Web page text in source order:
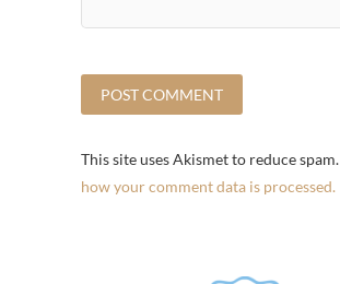
This site uses Akismet to reduce spam.
how your comment data is processed.